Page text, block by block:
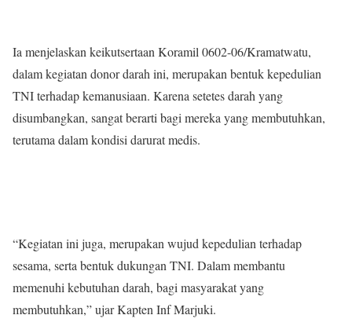
Ia menjelaskan keikutsertaan Koramil 0602-06/Kramatwatu,
dalam kegiatan donor darah ini, merupakan bentuk kepedulian
TNI terhadap kemanusiaan. Karena setetes darah yang
disumbangkan, sangat berarti bagi mereka yang membutuhkan,
terutama dalam kondisi darurat medis.
“Kegiatan ini juga, merupakan wujud kepedulian terhadap
sesama, serta bentuk dukungan TNI. Dalam membantu
memenuhi kebutuhan darah, bagi masyarakat yang
membutuhkan,” ujar Kapten Inf Marjuki.